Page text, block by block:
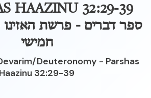
ספר דברים - פרשת
חמישי
Deuteronomy - Parshas
Haazinu 32:29-39